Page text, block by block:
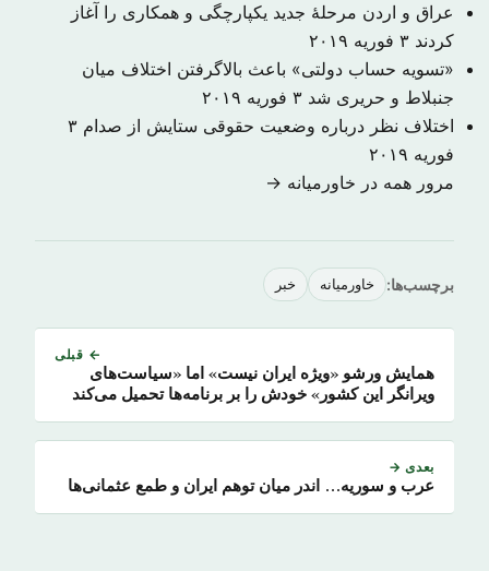
عراق و اردن مرحلهٔ جدید یکپارچگی و همکاری را آغاز
کردند ۳ فوریه ۲۰۱۹
«تسویه حساب دولتی» باعث بالاگرفتن اختلاف میان
جنبلاط و حریری شد ۳ فوریه ۲۰۱۹
اختلاف نظر درباره وضعیت حقوقی ستایش از صدام ۳
فوریه ۲۰۱۹
مرور همه در خاورمیانه →
برچسب‌ها: خاورمیانه خبر
← قبلی
همایش ورشو «ویژه ایران نیست» اما «سیاست‌های
ویرانگر این کشور» خودش را بر برنامه‌ها تحمیل می‌کند
بعدی →
عرب و سوریه… اندر میان توهم ایران و طمع عثمانی‌ها